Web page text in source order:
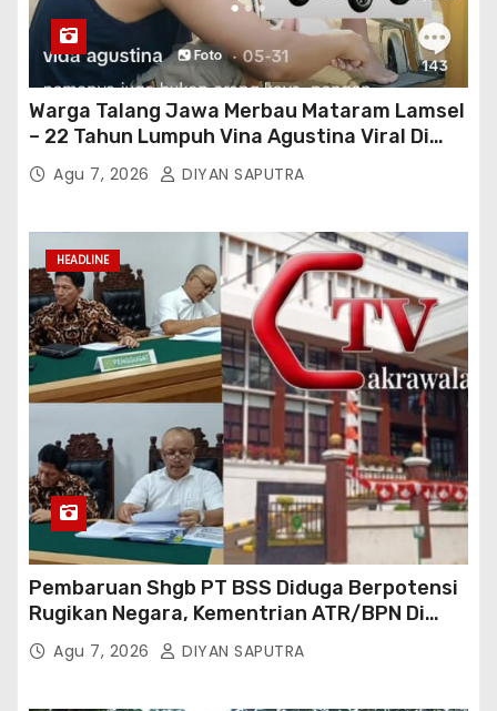
Warga Talang Jawa Merbau Mataram Lamsel
– 22 Tahun Lumpuh Vina Agustina Viral Di
Tiktok Inginkan Kursi Roda Listrik, Kepala
Perwakilan Provinsi Lampung Media
Bertindak
Agu 7, 2026 DIYAN SAPUTRA
HEADLINE
Pembaruan Shgb PT BSS Diduga Berpotensi
Rugikan Negara, Kementrian ATR/BPN Di
Gugat Di PTUN Jakarta
Agu 7, 2026 DIYAN SAPUTRA